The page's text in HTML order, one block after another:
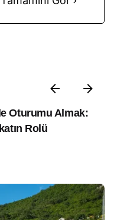
Oturumu Almak:
Rolü